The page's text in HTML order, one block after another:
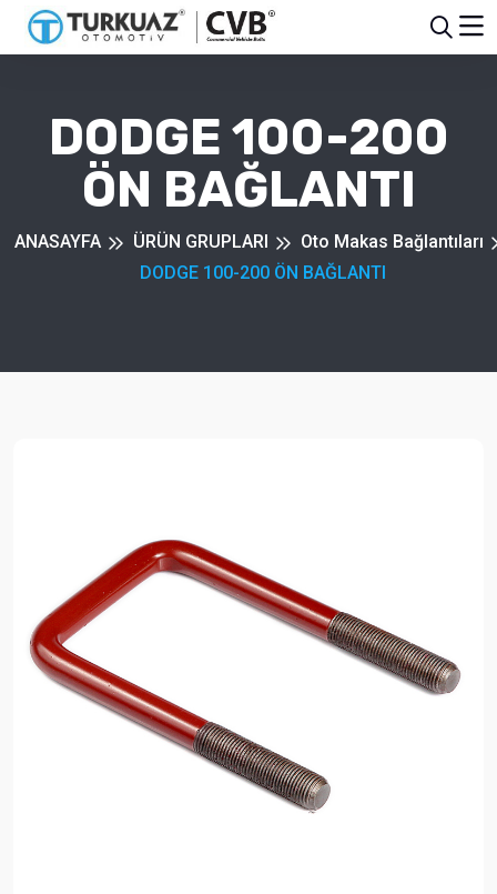
DODGE 100-200
ÖN BAĞLANTI
ANASAYFA ÜRÜN GRUPLARI
Oto Makas Bağlantıları
DODGE 100-200 ÖN BAĞLANTI